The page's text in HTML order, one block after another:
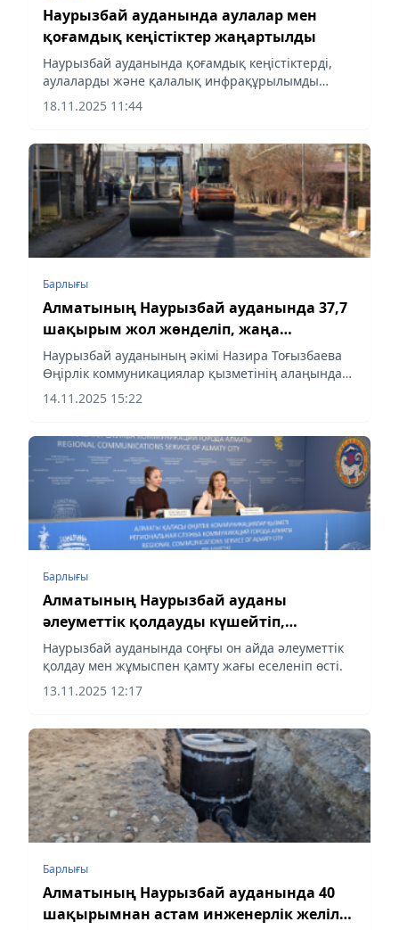
Наурызбай ауданында аулалар мен
қоғамдық кеңістіктер жаңартылды
Наурызбай ауданында қоғамдық кеңістіктерді,
аулаларды және қалалық инфрақұрылымды
дамыту жұмыстары жалғасып келеді. Бұл қалалық
ортаны кешенді дамыту тәсілінің бір бөлігі. Биыл
18.11.2025 11:44
Барлығы
Алматының Наурызбай ауданында 37,7
шақырым жол жөнделіп, жаңа
тротуарлар салынады
Наурызбай ауданының әкімі Назира Тоғызбаева
Өңірлік коммуникациялар қызметінің алаңында
сөз сөйлеп, ауданның көше-жол желісін дамыту
бағытында атқарылып жатқан ауқымды
14.11.2025 15:22
Барлығы
Алматының Наурызбай ауданы
әлеуметтік қолдауды күшейтіп,
тұрғындарға жаңа мүмкіндіктер ашып
беріп жатыр
Наурызбай ауданында соңғы он айда әлеуметтік
қолдау мен жұмыспен қамту жағы еселеніп өсті.
13.11.2025 12:17
Барлығы
Алматының Наурызбай ауданында 40
шақырымнан астам инженерлік желілер